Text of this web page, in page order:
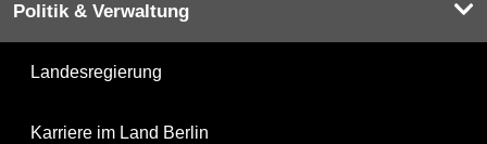
Politik & Verwaltung
Landesregierung
Karriere im Land Berlin